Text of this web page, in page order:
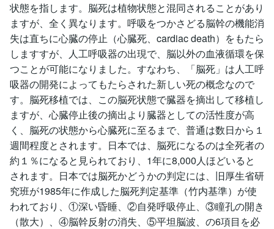
状態を指します。脳死は植物状態と混同されることがあり
ますが、全く異なります。呼吸をつかさどる脳幹の機能消
失は直ちに心臓の停止（心臓死、cardiac death）をもたら
しますすが、人工呼吸器の出現で、脳以外の血液循環を保
つことが可能になりました。すなわち、「脳死」は人工呼
吸器の開発によってもたらされた新しい死の概念なので
す。脳死移植では、この脳死状態で臓器を摘出して移植し
ますが、心臓停止後の摘出より臓器としての活性度が高
く、脳死の状態から心臓死に至るまで、普通は数日から１
週間程度とされます。日本では、脳死になるのは全死者の
約１％になると見られており、1年に8,000人ほどいると
されます。日本では脳死かどうかの判定には、旧厚生省研
究班が1985年に作成した脳死判定基準（竹内基準）が使
われており、①深い昏睡、②自発呼吸停止、③瞳孔の開き
（散大）、④脳幹反射の消失、⑤平坦脳波、の6項目を必